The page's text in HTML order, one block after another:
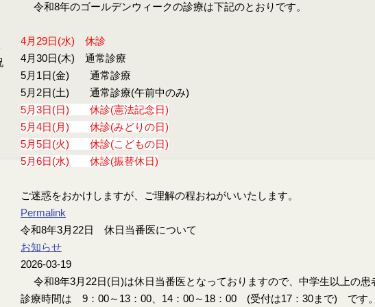
令和8年のゴールデンウィークの診療は下記のとおりです。
4月29日(水) 休診
4月30日(木) 通常診療
5月1日(金) 通常診療
5月2日(土) 通常診療(午前中のみ)
5月3日(日) 休診(憲法記念日)
5月4日(月) 休診(みどりの日)
5月5日(火) 休診(こどもの日)
5月6日(水) 休診(振替休日)
ご迷惑をおかけしますが、ご理解の程おねがいいたします。
Permalink
令和8年3月22日 休日当番医について
お知らせ
2026-03-19
令和8年3月22日(日)は休日当番医となっておりますので、中学生以上の患
診療時間は 9：00～13：00、14：00～18：00 (受付は17：30まで) です。